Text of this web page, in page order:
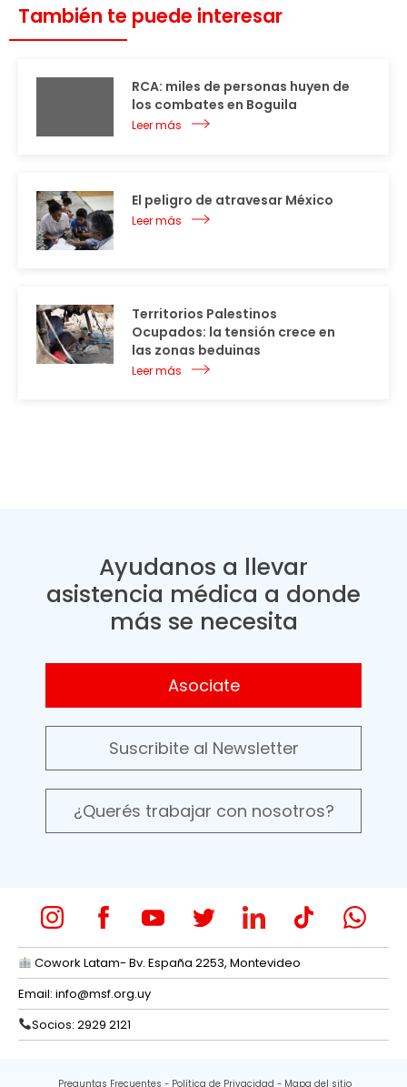
También te puede interesar
RCA: miles de personas huyen de
los combates en Boguila
Leer más
El peligro de atravesar México
Leer más
Territorios Palestinos
Ocupados: la tensión crece en
las zonas beduinas
Leer más
Ayudanos a llevar
asistencia médica a donde
más se necesita
Asociate
Suscribite al Newsletter
¿Querés trabajar con nosotros?
Cowork Latam- Bv. España 2253, Montevideo
Email: info@msf.org.uy
Socios: 2929 2121
Preguntas Frecuentes Política de Privacidad Mapa del sitio